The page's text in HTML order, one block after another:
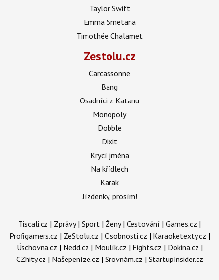
Taylor Swift
Emma Smetana
Timothée Chalamet
Zestolu.cz
Carcassonne
Bang
Osadníci z Katanu
Monopoly
Dobble
Dixit
Krycí jména
Na křídlech
Karak
Jízdenky, prosím!
Tiscali.cz | Zprávy| Sport | Ženy| Cestování | Games.cz |
Profigamers.cz | ZeStolu.cz | Osobnosti.cz | Karaoketexty.cz |
Úschovna.cz | Nedd.cz | Moulík.cz | Fights.cz | Dokina.cz |
CZhity.cz | Našepeníze.cz | Srovnám.cz | StartupInsider.cz